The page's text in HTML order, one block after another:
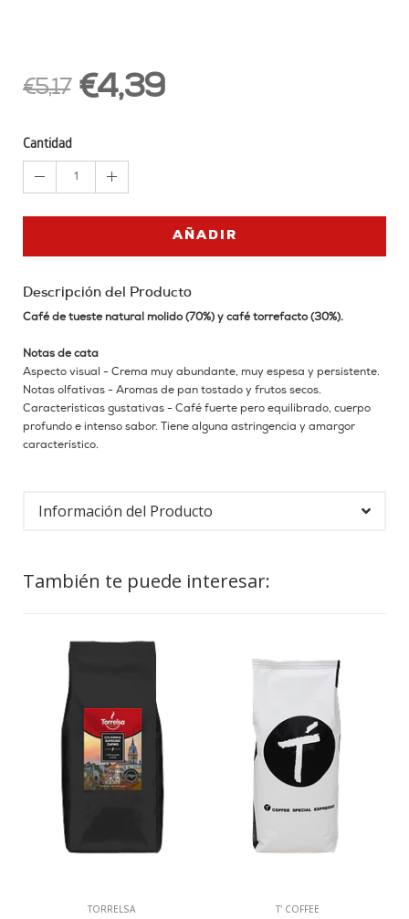
€5,17 €4,39
Cantidad
1
AÑADIR
Descripción del Producto
Café de tueste natural molido (70%) y café torrefacto (30%).
Notas de cata
Aspecto visual - Crema muy abundante, muy espesa y persistente.
Notas olfativas - Aromas de pan tostado y frutos secos.
Características gustativas - Café fuerte pero equilibrado, cuerpo
profundo e intenso sabor. Tiene alguna astringencia y amargor
característico.
Información del Producto
También te puede interesar:
TORRELSA T' COFFEE